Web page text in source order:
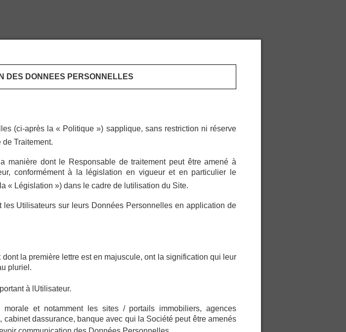
DES DONNEES PERSONNELLES
(ci-après la « Politique ») sapplique, sans restriction ni réserve
de Traitement.
manière dont le Responsable de traitement peut être amené à
conformément à la législation en vigueur et en particulier le
« Législation ») dans le cadre de lutilisation du Site.
Utilisateurs sur leurs Données Personnelles en application de
la première lettre est en majuscule, ont la signification qui leur
pluriel.
à lUtilisateur.
et notamment les sites / portails immobiliers, agences
dassurance, banque avec qui la Société peut être amenés